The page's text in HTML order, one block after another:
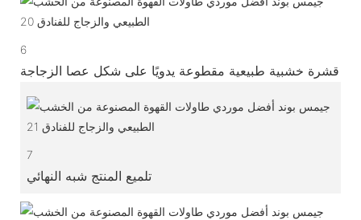
6
قشرة خشبية طبيعية مقطوعة يدويًا على شكل عصا الزجاجة
7
تلميع المنتج شبه النهائي